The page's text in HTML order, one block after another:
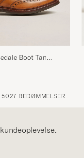
Boot Tan
5027 BEDØMMELSER